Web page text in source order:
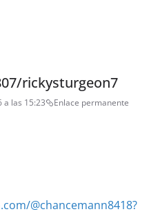
rickysturgeon7
a las 15:23 Enlace permanente
@chancemann8418?